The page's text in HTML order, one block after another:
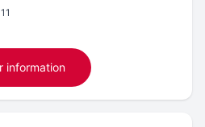
information